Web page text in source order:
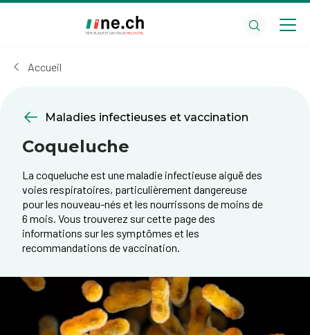
cookies
Accueil
Maladies infectieuses et vaccination
Coqueluche
La coqueluche est une maladie infectieuse aiguë d​es
voies respiratoires, particulièrement dangereuse
pour les nouveau-nés et les nourrissons de moins de
6 mois. Vous trouverez sur cette page des
informations sur les symptômes et les
recommandations de vaccination.